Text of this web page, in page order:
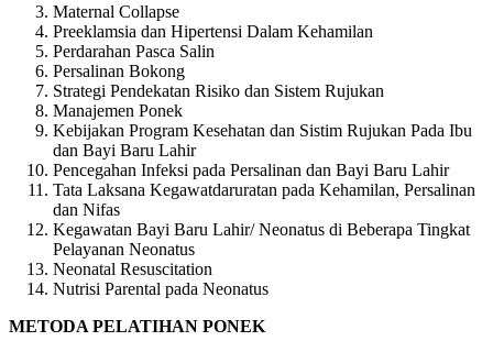
Maternal Collapse
Preeklamsia dan Hipertensi Dalam Kehamilan
Perdarahan Pasca Salin
Persalinan Bokong
Strategi Pendekatan Risiko dan Sistem Rujukan
Manajemen Ponek
Kebijakan Program Kesehatan dan Sistim Rujukan Pada Ibu
dan Bayi Baru Lahir
Pencegahan Infeksi pada Persalinan dan Bayi Baru Lahir
Tata Laksana Kegawatdaruratan pada Kehamilan, Persalinan
dan Nifas
Kegawatan Bayi Baru Lahir/ Neonatus di Beberapa Tingkat
Pelayanan Neonatus
Neonatal Resuscitation
Nutrisi Parental pada Neonatus
METODA PELATIHAN PONEK